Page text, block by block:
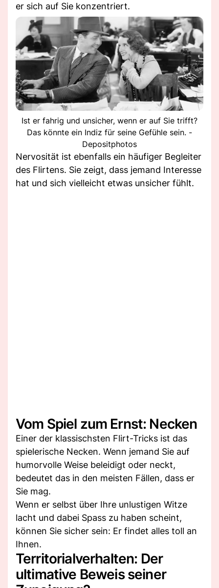
er sich auf Sie konzentriert.
Ist er fahrig und unsicher, wenn er auf Sie trifft?
Das könnte ein Indiz für seine Gefühle sein. -
Depositphotos
Nervosität ist ebenfalls ein häufiger Begleiter
des Flirtens. Sie zeigt, dass jemand Interesse
hat und sich vielleicht etwas unsicher fühlt.
Vom Spiel zum Ernst: Necken
Einer der klassischsten Flirt-Tricks ist das
spielerische Necken. Wenn jemand Sie auf
humorvolle Weise beleidigt oder neckt,
bedeutet das in den meisten Fällen, dass er
Sie mag.
Wenn er selbst über Ihre unlustigen Witze
lacht und dabei Spass zu haben scheint,
können Sie sicher sein: Er findet alles toll an
Ihnen.
Territorialverhalten: Der
ultimative Beweis seiner